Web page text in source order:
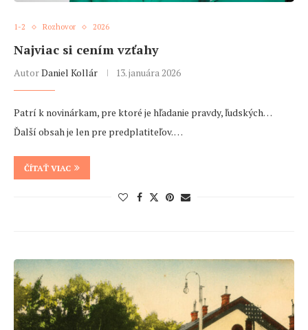
1-2 Rozhovor 2026
Najviac si cením vzťahy
AutorDaniel Kollár 13. januára 2026
Patrí k novinárkam, pre ktoré je hľadanie pravdy, ľudských…
Ďalší obsah je len pre predplatiteľov. …
ČÍTAŤ VIAC